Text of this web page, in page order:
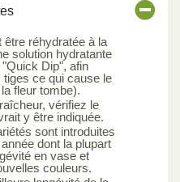
être réhydratée à la
solution hydratante
Dip", afin
tiges ce qui cause le
fleur tombe).
vérifiez le
y être indiquée.
sont introduites
dont la plupart
en vase et
couleurs.